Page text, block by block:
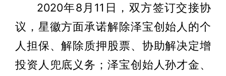
2020年8月11日，双方签订交接协
议，星徽方面承诺解除泽宝创始人的个
人担保、解除质押股票、协助解决定增
投资人兜底义务；泽宝创始人孙才金、